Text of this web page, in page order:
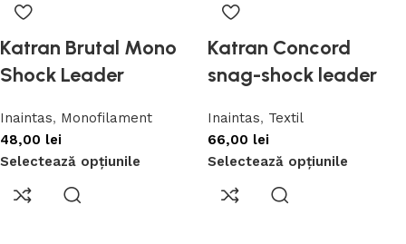
Katran Brutal Mono
Shock Leader
Inaintas, Monofilament
48,00 lei
Selectează opțiunile
Katran Concord
snag-shock leader
Inaintas, Textil
66,00 lei
Selectează opțiunile